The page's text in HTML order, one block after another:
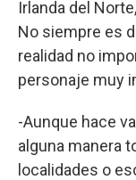
Irlanda del
No siempre es
realidad no
personaje muy
-Aunque hace
alguna manera
localidades o